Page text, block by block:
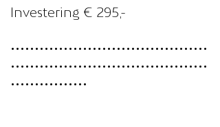
Investering € 295,-
•••••••••••••••••••••••••••••••••••••••••
•••••••••••••••••••••••••••••••••••••••••
••••••••••••••••